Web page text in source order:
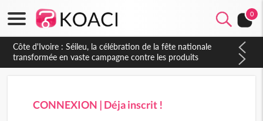
0
Côte d'Ivoire : Séileu, la célébration de la fête nationale
transformée en vaste campagne contre les produits
dépigmentants dangereux
CONNEXION | Déja inscrit !